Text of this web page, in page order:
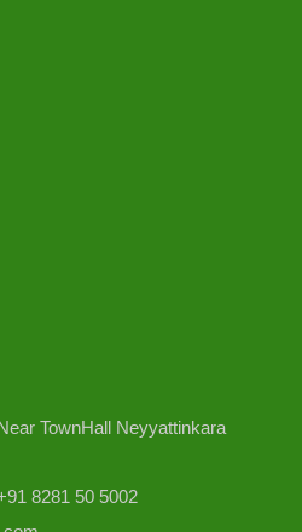
TownHall Neyyattinkara
8281 50 5002